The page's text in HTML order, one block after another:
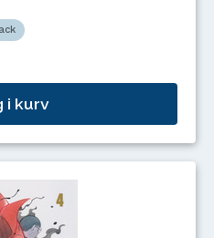
i kurv